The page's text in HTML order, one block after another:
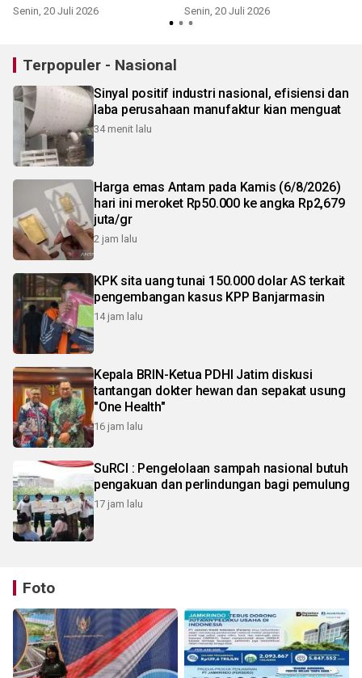
Senin, 20 Juli 2026 Senin, 20 Juli 2026
Terpopuler - Nasional
Sinyal positif industri nasional, efisiensi dan
laba perusahaan manufaktur kian menguat
34 menit lalu
Harga emas Antam pada Kamis (6/8/2026)
hari ini meroket Rp50.000 ke angka Rp2,679
juta/gr
2 jam lalu
KPK sita uang tunai 150.000 dolar AS terkait
pengembangan kasus KPP Banjarmasin
14 jam lalu
Kepala BRIN-Ketua PDHI Jatim diskusi
tantangan dokter hewan dan sepakat usung
"One Health"
16 jam lalu
SuRCI : Pengelolaan sampah nasional butuh
pengakuan dan perlindungan bagi pemulung
17 jam lalu
Foto